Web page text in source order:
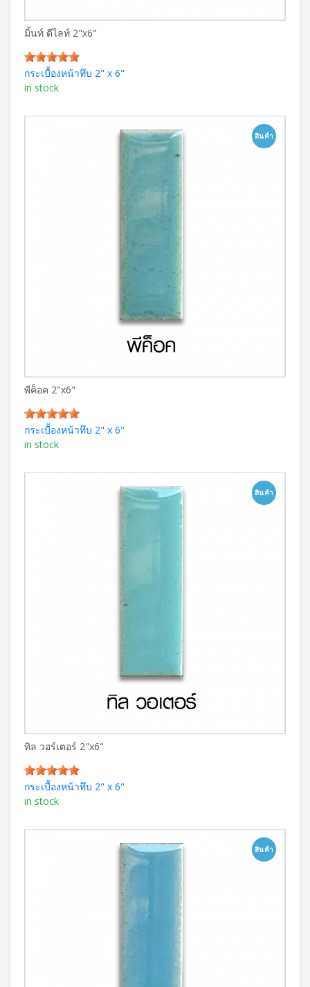
มิ้นท์ ดีไลท์ 2"x6"
กระเบื้องหน้าทึบ 2" x 6"
in stock
สินค้า
พีค็อค 2"x6"
กระเบื้องหน้าทึบ 2" x 6"
in stock
สินค้า
ทิล วอร์เตอร์ 2"x6"
กระเบื้องหน้าทึบ 2" x 6"
in stock
สินค้า